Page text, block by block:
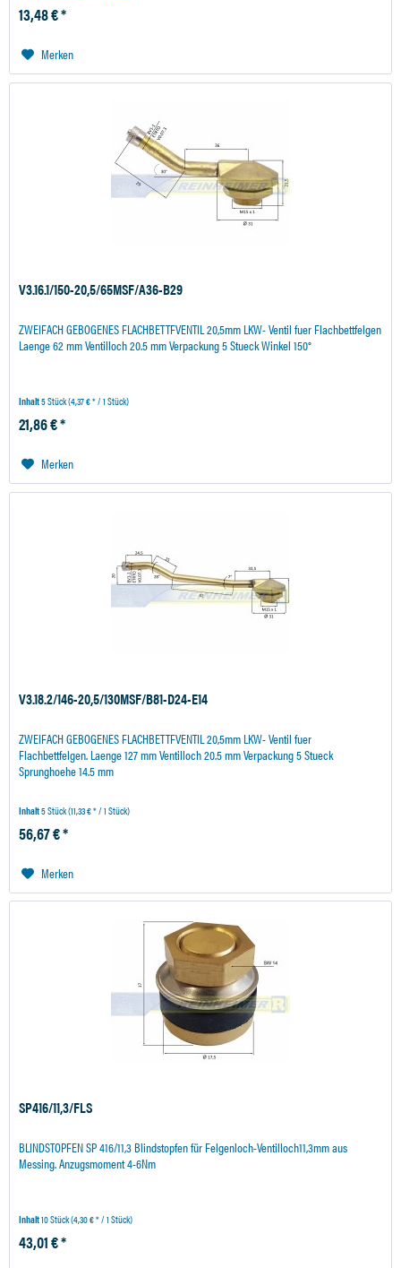
13,48 € *
Merken
V3.16.1/150-20,5/65MSF/A36-B29
ZWEIFACH GEBOGENES FLACHBETTFVENTIL 20,5mm LKW- Ventil fuer Flachbettfelgen
Laenge 62 mm Ventilloch 20.5 mm Verpackung 5 Stueck Winkel 150°
Inhalt5 Stück(4,37 € * / 1 Stück)
21,86 € *
Merken
V3.18.2/146-20,5/130MSF/B81-D24-E14
ZWEIFACH GEBOGENES FLACHBETTFVENTIL 20,5mm LKW- Ventil fuer
Flachbettfelgen. Laenge 127 mm Ventilloch 20.5 mm Verpackung 5 Stueck
Sprunghoehe 14.5 mm
Inhalt5 Stück(11,33 € * / 1 Stück)
56,67 € *
Merken
SP416/11,3/FLS
BLINDSTOPFEN SP 416/11,3 Blindstopfen für Felgenloch-Ventilloch11,3mm aus
Messing. Anzugsmoment 4-6Nm
Inhalt10 Stück(4,30 € * / 1 Stück)
43,01 € *